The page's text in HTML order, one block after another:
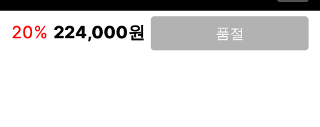
20% 224,000원 품절
이용약관고객센터판매개인정보 처리방침사업자 정보다운로드
인스타그램